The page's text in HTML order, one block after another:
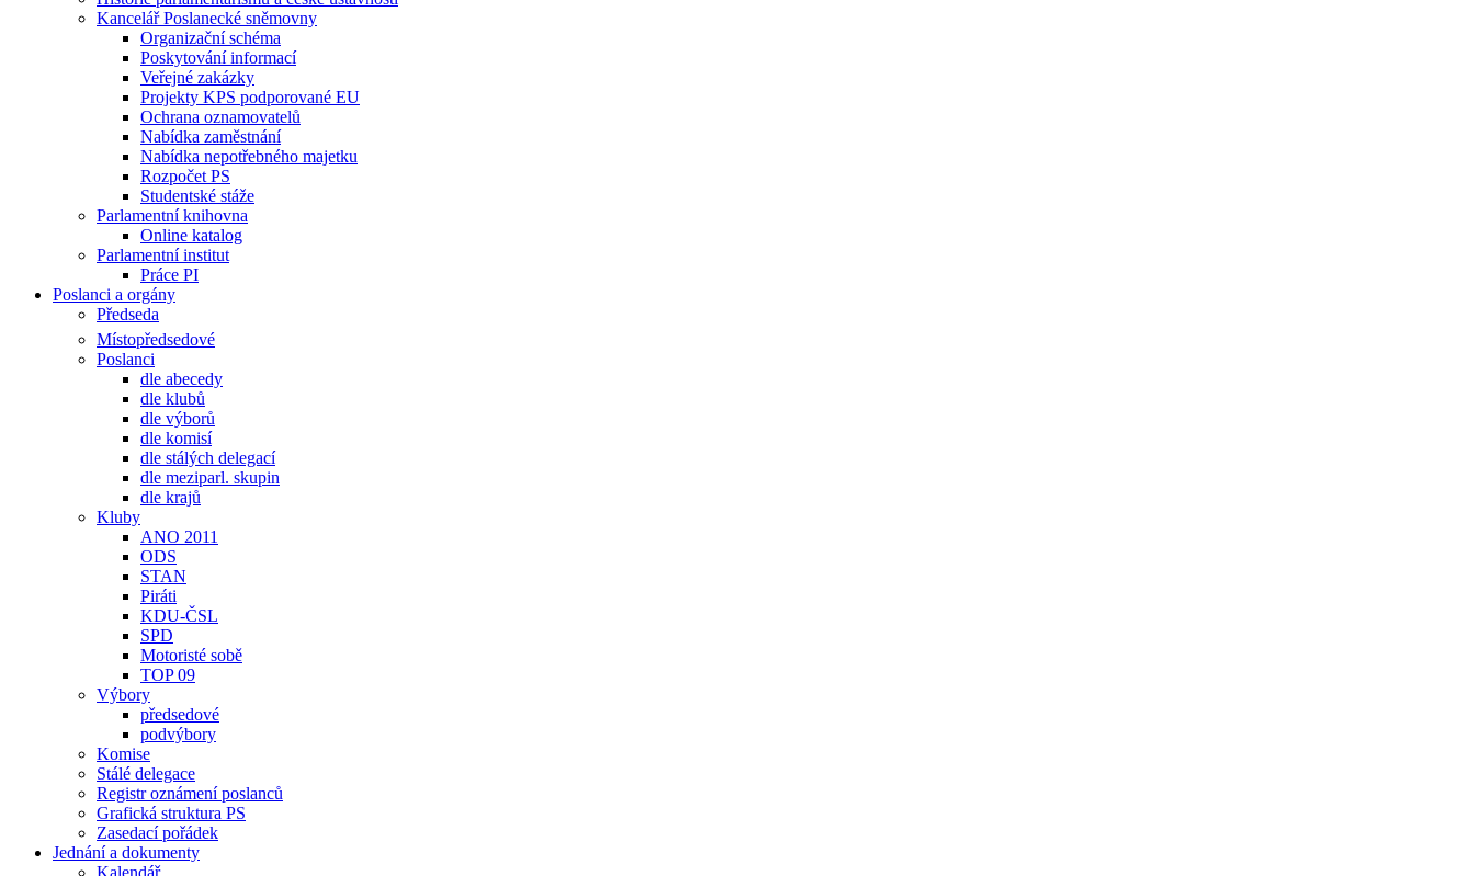
Kancelář Poslanecké sněmovny
Organizační schéma
Poskytování informací
Veřejné zakázky
Projekty KPS podporované EU
Ochrana oznamovatelů
Nabídka zaměstnání
Nabídka nepotřebného majetku
Rozpočet PS
Studentské stáže
Parlamentní knihovna
Online katalog
Parlamentní institut
Práce PI
Poslanci a orgány
Předseda
Místopředsedové
Poslanci
dle abecedy
dle klubů
dle výborů
dle komisí
dle stálých delegací
dle meziparl. skupin
dle krajů
Kluby
ANO 2011
ODS
STAN
Piráti
KDU-ČSL
SPD
Motoristé sobě
TOP 09
Výbory
předsedové
podvýbory
Komise
Stálé delegace
Registr oznámení poslanců
Grafická struktura PS
Zasedací pořádek
Jednání a dokumenty
Kalendář